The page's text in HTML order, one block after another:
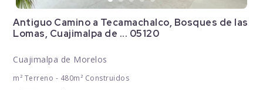
Antiguo Camino a Tecamachalco, Bosques de las
Lomas, Cuajimalpa de ... 05120
Cuajimalpa de Morelos
m² Terreno - 480m² Construidos